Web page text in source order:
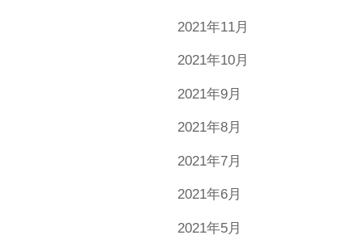
2021年11月
2021年10月
2021年9月
2021年8月
2021年7月
2021年6月
2021年5月